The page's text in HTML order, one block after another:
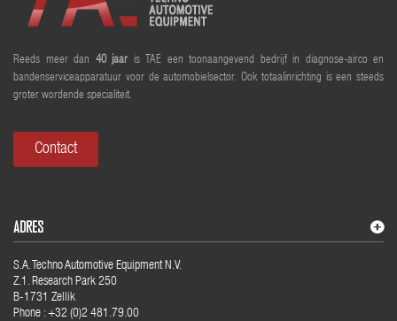
Reeds meer dan 40 jaar is TAE een toonaangevend bedrijf in diagnose-airco en
bandenserviceapparatuur voor de automobielsector. Ook totaalinrichting is een steeds
groter wordende specialiteit.
Contact
ADRES
S.A. Techno Automotive Equipment N.V.
Z.1. Research Park 250
B-1731 Zellik
Phone : +32 (0)2 481.79.00